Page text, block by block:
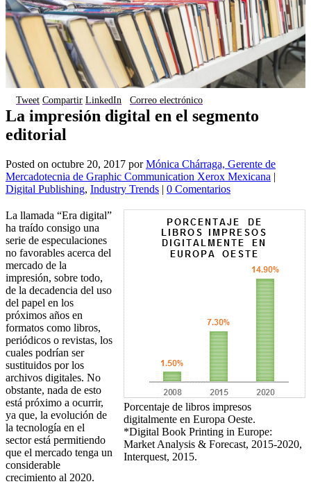
Tweet Compartir LinkedIn Correo electrónico
La impresión digital en el segmento
editorial
Posted on octubre 20, 2017 porMónica Chárraga, Gerente de
Mercadotecnia de Graphic Communication Xerox Mexicana |
Digital Publishing, Industry Trends | 0 Comentarios
Porcentaje de libros impresos
digitalmente en Europa Oeste.
*Digital Book Printing in Europe:
Market Analysis & Forecast, 2015-2020,
Interquest, 2015.
La llamada “Era digital”
ha traído consigo una
serie de especulaciones
no favorables acerca del
mercado de la
impresión, sobre todo,
de la decadencia del uso
del papel en los
próximos años en
formatos como libros,
periódicos o revistas, los
cuales podrían ser
sustituidos por los
archivos digitales. No
obstante, nada de esto
está próximo a ocurrir,
ya que, la evolución de
la tecnología en el
sector está permitiendo
que el mercado tenga un
considerable
crecimiento al 2020.